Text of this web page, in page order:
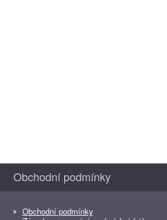
Obchodní podmínky
Obchodní podmínky